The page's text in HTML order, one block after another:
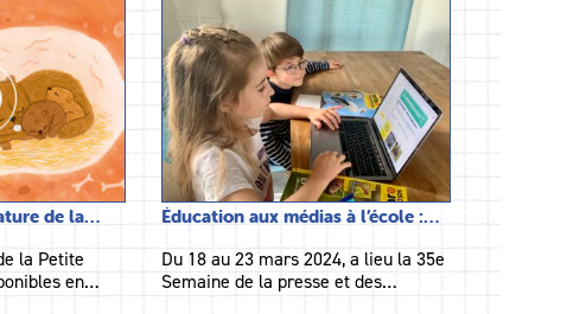
de la…
la Petite
en…
Éducation aux médias à l’école :…
Du 18 au 23 mars 2024, a lieu la 35e
Semaine de la presse et des…